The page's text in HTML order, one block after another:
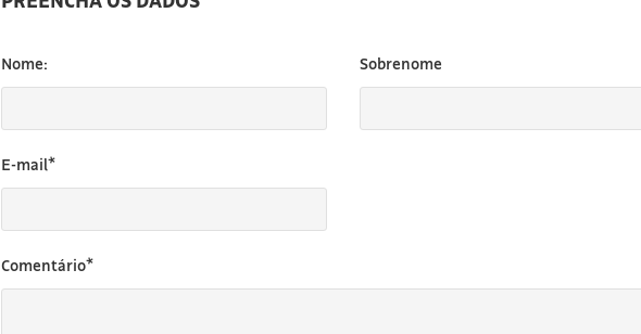
Nome: Sobrenome
E-mail*
Comentário*